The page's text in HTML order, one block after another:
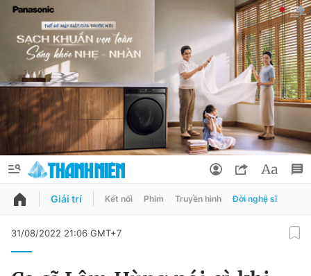
QUẢNG CÁO
Giải trí Kết nối Phim Truyền hình Đời nghệ sĩ
31/08/2022 21:06 GMT+7